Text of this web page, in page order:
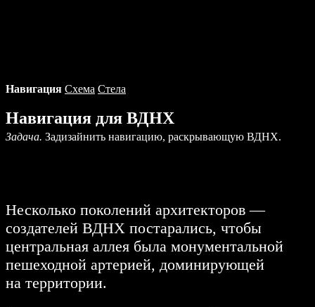
Навигация Схема Стела
Навигация для ВДНХ
Задача. Задизайнить навигацию, раскрывающую ВДНХ.
Несколько поколений архитекторов —
создателей ВДНХ постарались, чтобы
центральная аллея была монументальной
пешеходной артерией, доминирующей
на территории.